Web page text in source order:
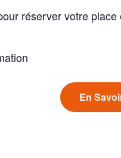
réserver votre
En